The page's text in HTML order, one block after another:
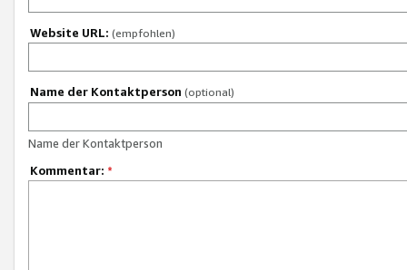
Website URL: (empfohlen)
Name der Kontaktperson (optional)
Name der Kontaktperson
Kommentar: *